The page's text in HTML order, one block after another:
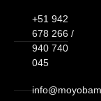
+51 942
678 266 /
940 740
045